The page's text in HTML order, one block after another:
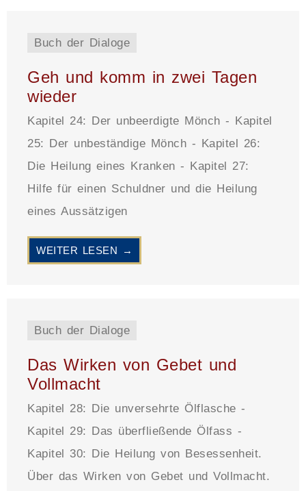
Buch der Dialoge
Geh und komm in zwei Tagen
wieder
Kapitel 24: Der unbeerdigte Mönch - Kapitel
25: Der unbeständige Mönch - Kapitel 26:
Die Heilung eines Kranken - Kapitel 27:
Hilfe für einen Schuldner und die Heilung
eines Aussätzigen
WEITER LESEN →
Buch der Dialoge
Das Wirken von Gebet und
Vollmacht
Kapitel 28: Die unversehrte Ölflasche -
Kapitel 29: Das überfließende Ölfass -
Kapitel 30: Die Heilung von Besessenheit.
Über das Wirken von Gebet und Vollmacht.